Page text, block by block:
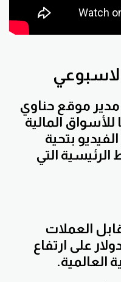
مدير موقع حناوي
المالية
2024. يبدأ الفيديو بتحية
الرئيسية التي
العملات
على ارتفاع
العالمية.